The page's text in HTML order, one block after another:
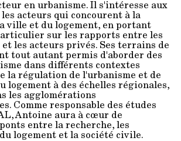
en urbanisme. Il s'intéresse aux
acteurs qui concourent à la
ville et du logement, en portant
sur les rapports entre les
les acteurs privés. Ses terrains de
tout autant permis d'aborder des
dans différents contextes
la régulation de l'urbanisme et de
logement à des échelles régionales,
les agglomérations
Comme responsable des études
Antoine aura à cœur de
entre la recherche, les
logement et la société civile.